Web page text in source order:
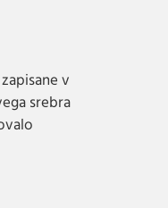
v
srebra